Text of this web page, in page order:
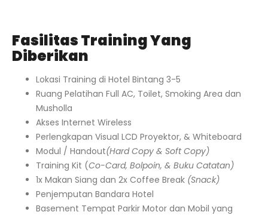
Fasilitas Training Yang
Diberikan
Lokasi Training di Hotel Bintang 3-5
Ruang Pelatihan Full AC, Toilet, Smoking Area dan
Musholla
Akses Internet Wireless
Perlengkapan Visual LCD Proyektor, & Whiteboard
Modul / Handout(Hard Copy & Soft Copy)
Training Kit (Co-Card, Bolpoin, & Buku Catatan)
1x Makan Siang dan 2x Coffee Break (Snack)
Penjemputan Bandara Hotel
Basement Tempat Parkir Motor dan Mobil yang